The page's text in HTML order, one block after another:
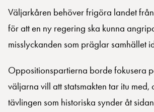
Väljarkåren behöver frigöra landet
för att en ny regering ska kunna
misslyckanden som präglar samhället
Oppositionspartierna borde fokusera
väljarna vill att statsmakten tar itu med,
tävlingen som historiska synder åt